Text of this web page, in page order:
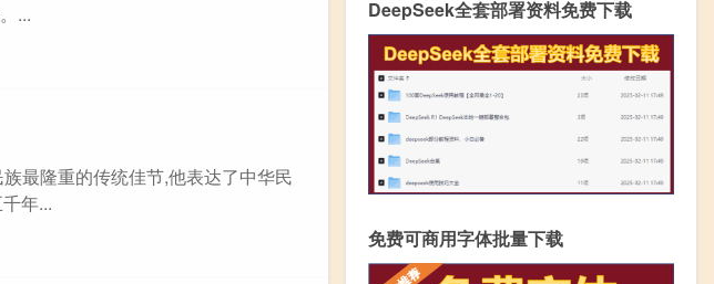
...
最隆重的传统佳节,他表达了中华民
年...
DeepSeek全套部署资料免费下载
免费可商用字体批量下载